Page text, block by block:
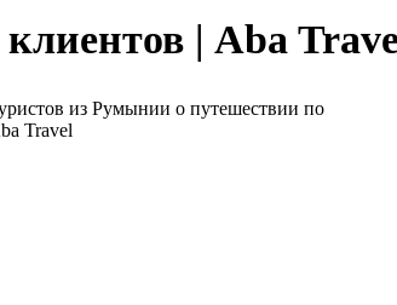
| Aba